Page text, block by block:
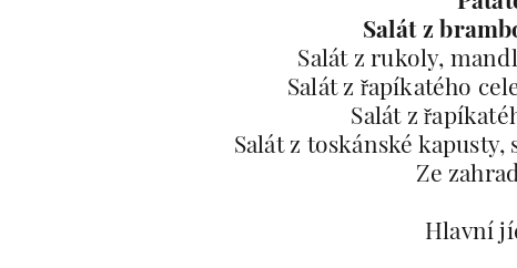
Salát z
Salát z rukoly,
Salát z řapíkatého
Salát z
Salát z toskánské kapusty,
Ze
Hlavní